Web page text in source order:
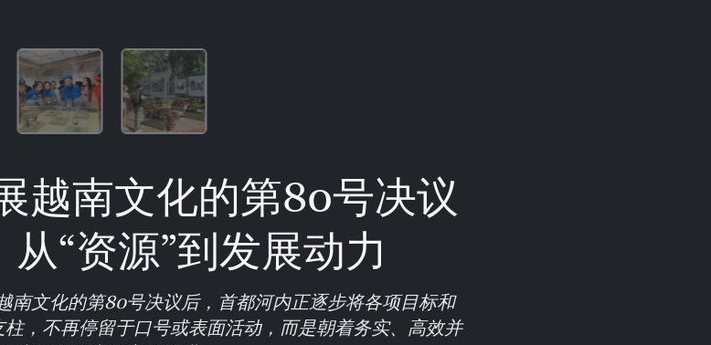
越南文化的第80号决议
“资源”到发展动力
南文化的第80号决议后，首都河内正逐步将各项目标和
，不再停留于口号或表面活动，而是朝着务实、高效并